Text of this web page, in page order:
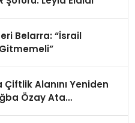
Belarra: “İsrail
Alanını Yeniden
Özay Ata